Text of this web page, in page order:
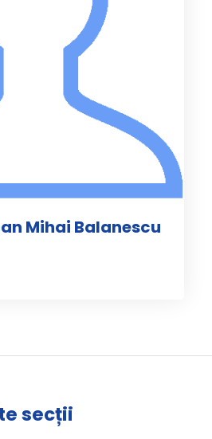
Mihai Balanescu
secții